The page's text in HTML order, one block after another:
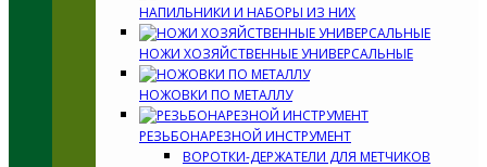
НАПИЛЬНИКИ И НАБОРЫ ИЗ НИХ
НОЖИ ХОЗЯЙСТВЕННЫЕ УНИВЕРСАЛЬНЫЕ
НОЖОВКИ ПО МЕТАЛЛУ
РЕЗЬБОНАРЕЗНОЙ ИНСТРУМЕНТ
ВОРОТКИ-ДЕРЖАТЕЛИ ДЛЯ МЕТЧИКОВ